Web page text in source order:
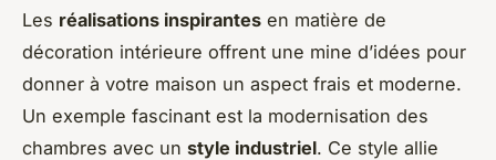
Les réalisations inspirantes en matière de
décoration intérieure offrent une mine d’idées pour
donner à votre maison un aspect frais et moderne.
Un exemple fascinant est la modernisation des
chambres avec un style industriel. Ce style allie